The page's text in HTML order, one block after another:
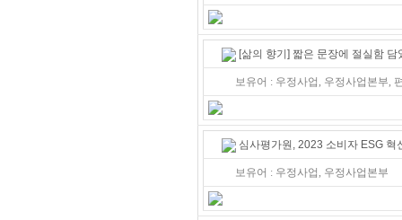
[삶의 향기] 짧은 문장에 절실함 담
보유어 : 우정사업, 우정사업본부,
심사평가원, 2023 소비자 ESG 혁
보유어 : 우정사업, 우정사업본부